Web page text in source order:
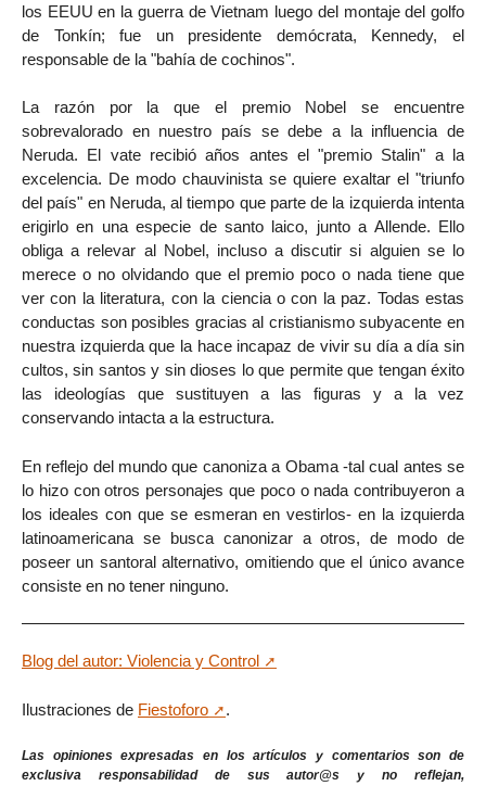
los EEUU en la guerra de Vietnam luego del montaje del golfo
de Tonkín; fue un presidente demócrata, Kennedy, el
responsable de la "bahía de cochinos".
La razón por la que el premio Nobel se encuentre
sobrevalorado en nuestro país se debe a la influencia de
Neruda. El vate recibió años antes el "premio Stalin" a la
excelencia. De modo chauvinista se quiere exaltar el "triunfo
del país" en Neruda, al tiempo que parte de la izquierda intenta
erigirlo en una especie de santo laico, junto a Allende. Ello
obliga a relevar al Nobel, incluso a discutir si alguien se lo
merece o no olvidando que el premio poco o nada tiene que
ver con la literatura, con la ciencia o con la paz. Todas estas
conductas son posibles gracias al cristianismo subyacente en
nuestra izquierda que la hace incapaz de vivir su día a día sin
cultos, sin santos y sin dioses lo que permite que tengan éxito
las ideologías que sustituyen a las figuras y a la vez
conservando intacta a la estructura.
En reflejo del mundo que canoniza a Obama -tal cual antes se
lo hizo con otros personajes que poco o nada contribuyeron a
los ideales con que se esmeran en vestirlos- en la izquierda
latinoamericana se busca canonizar a otros, de modo de
poseer un santoral alternativo, omitiendo que el único avance
consiste en no tener ninguno.
Blog del autor: Violencia y Control
Ilustraciones de Fiestoforo .
Las opiniones expresadas en los artículos y comentarios son de
exclusiva responsabilidad de sus autor@s y no reflejan,